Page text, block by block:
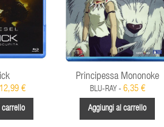
12,99 €
carrello
Principessa Mononoke
BLU-RAY - 6,35 €
Aggiungi al carrello